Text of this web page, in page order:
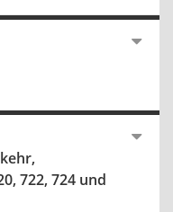
722, 724 und